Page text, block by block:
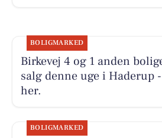
BOLIGMARKED
Birkevej 4 og 1 anden
salg denne uge i Haderup
her.
BOLIGMARKED